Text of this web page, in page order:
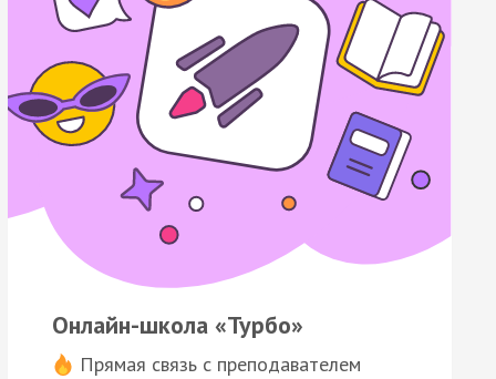
Онлайн-школа «Турбо»
Прямая связь с преподавателем